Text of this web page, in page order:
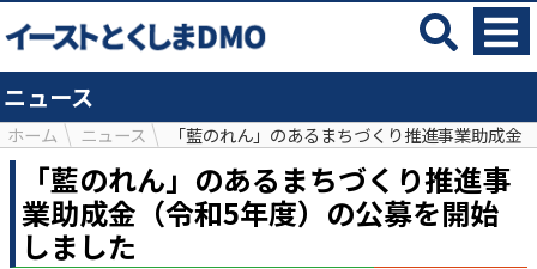
ニュース
ホーム ニュース 「藍のれん」のあるまちづくり推進事業助成金
「藍のれん」のあるまちづくり推進事
業助成金（令和5年度）の公募を開始
しました